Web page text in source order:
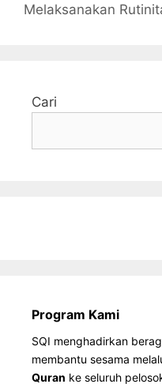
Melaksanakan
Cari
Program Kami
SQI menghadirkan
membantu sesama
Quran ke seluruh